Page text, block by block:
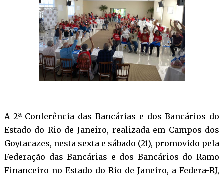
A 2ª Conferência das Bancárias e dos Bancários do
Estado do Rio de Janeiro, realizada em Campos dos
Goytacazes, nesta sexta e sábado (21), promovido pela
Federação das Bancárias e dos Bancários do Ramo
Financeiro no Estado do Rio de Janeiro, a Federa-RJ,